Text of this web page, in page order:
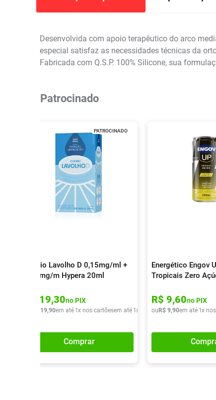
Desenvolvida com apoio terapêutico do arco
especial satisfaz as necessidades técnicas da
Fabricada com Q.S.P. 100% Silicone, sua
Patrocinado
PATROCINADO
Colírio Lavolho D 0,15mg/ml +
0,30mg/m Hypera 20ml
19,30no PIX
19,90em até 1x nos cartõesem até 1x de R$ 19,90
Comprar
Energético Engov
Tropicais Zero
R$ 9,60no PIX
ou R$ 9,90em até 1x